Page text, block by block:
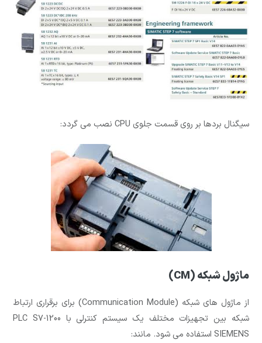
سیگنال بردها بر روی قسمت جلوی CPU نصب می گردد:
ماژول شبکه (CM)
از ماژول های شبکه (Communication Module) برای برقراری ارتباط
شبکه بین تجهیزات مختلف یک سیستم کنترلی با PLC S7-1200
SIEMENS استفاده می شود. مانند: